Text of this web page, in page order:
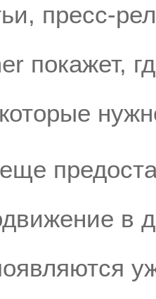
пресс-
покажет,
в